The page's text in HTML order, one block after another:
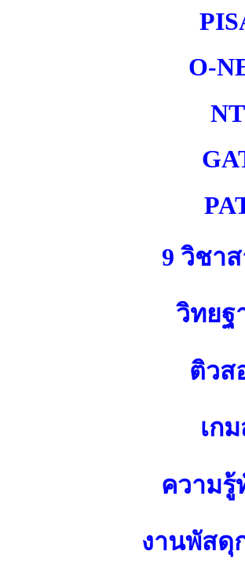
O-
NT
9 วิชา
วิทยฐ
ติวส
เก
ความรู้
งานพัสดุ